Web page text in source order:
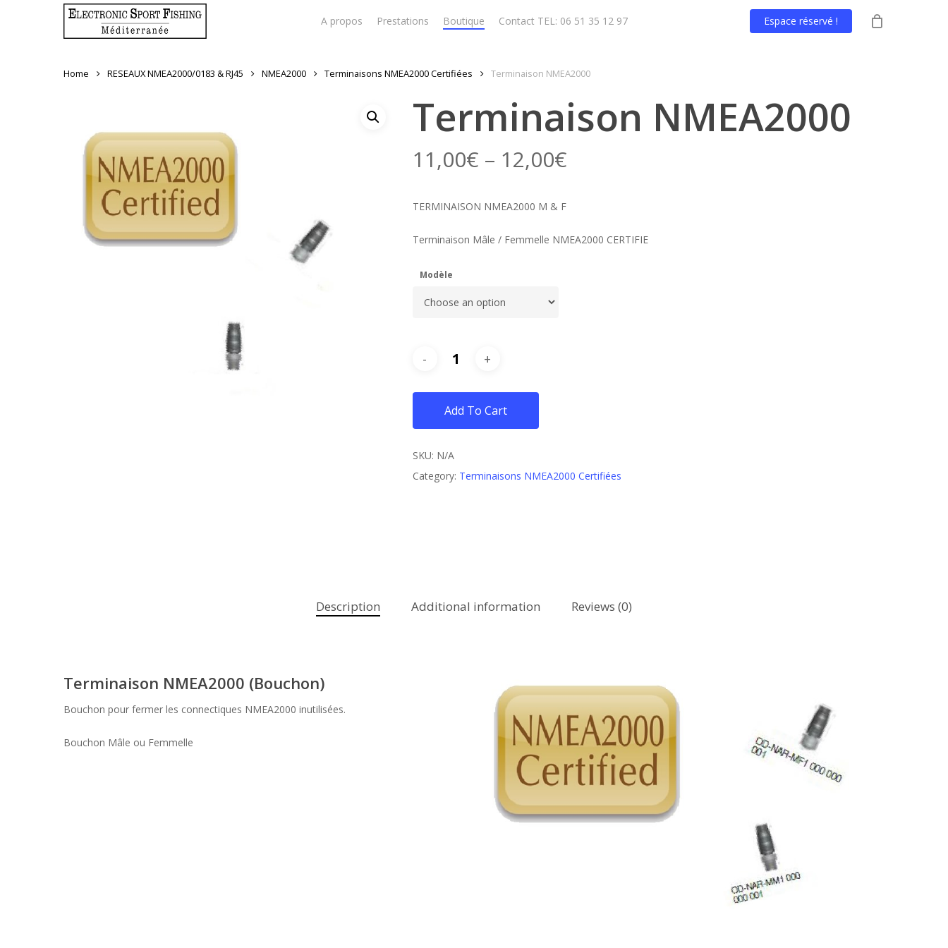
A propos Prestations Boutique Contact TEL: 06 51 35 12 97 Espace réservé !
Home RESEAUX NMEA2000/0183 & RJ45 NMEA2000 Terminaisons NMEA2000 Certifiées Terminaison NMEA2000
Terminaison NMEA2000
11,00€ – 12,00€
TERMINAISON NMEA2000 M & F
Terminaison Mâle / Femmelle NMEA2000 CERTIFIE
Modèle
Add To Cart
SKU: N/A
Category: Terminaisons NMEA2000 Certifiées
Description Additional information Reviews (0)
Terminaison NMEA2000 (Bouchon)
Bouchon pour fermer les connectiques NMEA2000 inutilisées.
Bouchon Mâle ou Femmelle